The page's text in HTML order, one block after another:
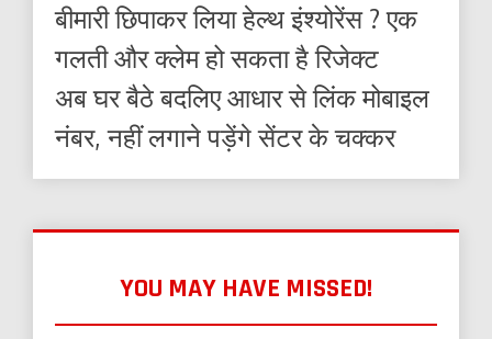
बीमारी छिपाकर लिया हेल्थ इंश्योरेंस ? एक
गलती और क्लेम हो सकता है रिजेक्ट
अब घर बैठे बदलिए आधार से लिंक मोबाइल
नंबर, नहीं लगाने पड़ेंगे सेंटर के चक्कर
YOU MAY HAVE MISSED!